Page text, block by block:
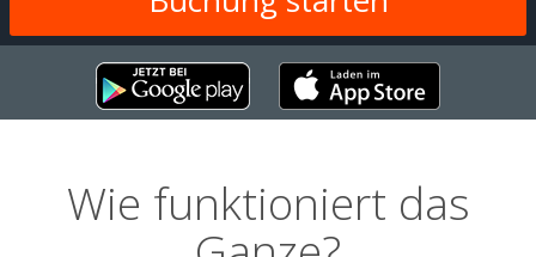
Wie funktioniert das